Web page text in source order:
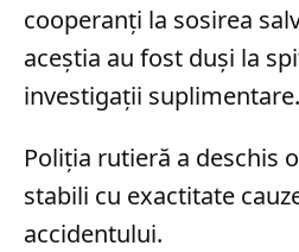
cooperanți la sosirea
aceștia au fost duși la
investigații suplimentare.
Poliția rutieră a deschis
stabili cu exactitate
accidentului.